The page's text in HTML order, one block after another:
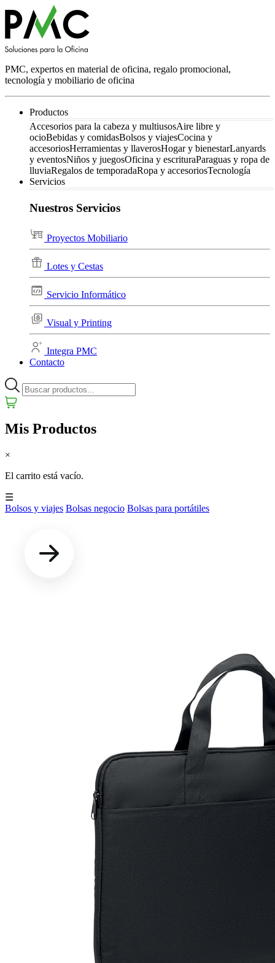
PMC, expertos en material de oficina, regalo promocional,
tecnología y mobiliario de oficina
Productos
Accesorios para la cabeza y multiusosAire libre y
ocioBebidas y comidasBolsos y viajesCocina y
accesoriosHerramientas y llaverosHogar y bienestarLanyards
y eventosNiños y juegosOficina y escrituraParaguas y ropa de
lluviaRegalos de temporadaRopa y accesoriosTecnología
Servicios
Nuestros Servicios
Proyectos Mobiliario
Lotes y Cestas
Servicio Informático
Visual y Printing
Integra PMC
Contacto
Mis Productos
×
El carrito está vacío.
☰
Bolsos y viajes Bolsas negocio Bolsas para portátiles